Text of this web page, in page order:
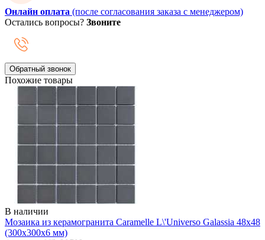
Онлайн оплата (после согласования заказа с менеджером)
Остались вопросы? Звоните
Обратный звонок
Похожие товары
В наличии
Мозаика из керамогранита Caramelle L\'Universo Galassia 48х48
(300х300х6 мм)